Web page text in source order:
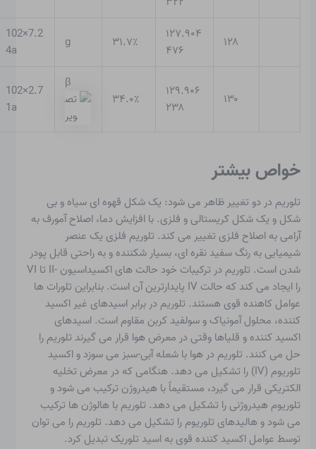
۱۲۸
۱۲۷.۹۰۴
۴۷۶
۳۱.۷٪ g
7.2×102
4a
۱۳۰
۱۲۹.۹۰۶
۲۳۸
۳۴.۰٪
β
2.7×102
1a
خواص بیشتر
تلوریم در دو تغییر ظاهر می شود: یک شکل قهوه ای سیاه و بی
شکل و یک شکل کریستالی و فلزی. با افزایش دما، اصلاح آمورف به
آرامی به اصلاح فلزی تغییر می کند. تلوریم فلزی یک عنصر
شیمیایی به رنگ سفید نقره ای، بسیار شکننده و به راحتی قابل پودر
شدن است. تلوریم در ترکیبات خود حالت های اکسیداسیون -II تا VI
را ایجاد می کند که حالت IV پایدارترین آن است. بنابراین تلورات ها
عوامل کاهنده قوی هستند. تلوریم در برابر اسیدهای غیر اکسید
کننده، محلول آمونیاک و سولفید کربن مقاوم است. اسیدهای
اکسید کننده و قلیاها وقتی در معرض هوا قرار می گیرند تلوریم را
حل می کنند. تلوریم در هوا با شعله آبی-سبز می سوزد و اکسید
تلوریوم (IV) را تشکیل می دهد. هنگامی که در معرض تخلیه
الکتریکی قرار می گیرد، مستقیماً با هیدروژن ترکیب می شود و
تلوریوم هیدروژنی را تشکیل می دهد. تلوریم با هالوژن ها ترکیب
می شود و هالیدهای تلوریوم را تشکیل می دهد. تلوریم را می توان
توسط عوامل اکسید کننده قوی به اسید تلوریک تبدیل کرد.